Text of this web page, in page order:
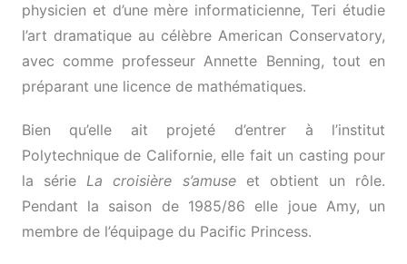
physicien et d’une mère informaticienne, Teri étudie
l’art dramatique au célèbre American Conservatory,
avec comme professeur Annette Benning, tout en
préparant une licence de mathématiques.
Bien qu’elle ait projeté d’entrer à l’institut
Polytechnique de Californie, elle fait un casting pour
la sérieLa croisière s’amuseet obtient un rôle.
Pendant la saison de 1985/86 elle joue Amy, un
membre de l’équipage du Pacific Princess.